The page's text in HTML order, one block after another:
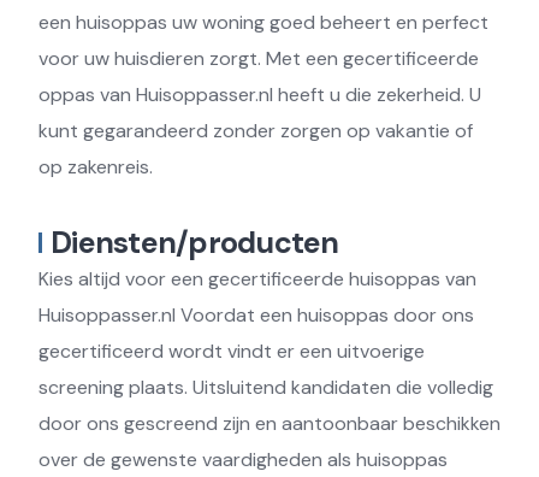
een huisoppas uw woning goed beheert en perfect
voor uw huisdieren zorgt. Met een gecertificeerde
oppas van Huisoppasser.nl heeft u die zekerheid. U
kunt gegarandeerd zonder zorgen op vakantie of
op zakenreis.
Diensten/producten
Kies altijd voor een gecertificeerde huisoppas van
Huisoppasser.nl Voordat een huisoppas door ons
gecertificeerd wordt vindt er een uitvoerige
screening plaats. Uitsluitend kandidaten die volledig
door ons gescreend zijn en aantoonbaar beschikken
over de gewenste vaardigheden als huisoppas